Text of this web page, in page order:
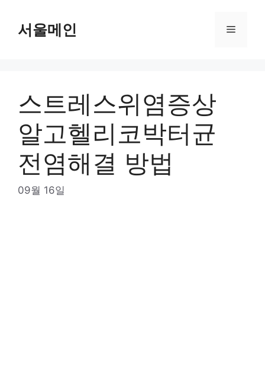
content서울메인 Menu
스트레스위염증상
알고헬리코박터균
전염해결 방법
09월 16일